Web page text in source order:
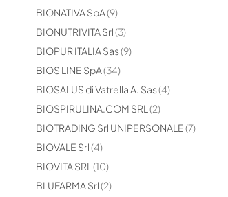
BIONATIVA SpA 9
elementi
BIONUTRIVITA Srl 3
elementi
BIOPUR ITALIA Sas 9
elementi
BIOS LINE SpA 34
elementi
BIOSALUS di Vatrella A. Sas 4
elementi
BIOSPIRULINA.COM SRL
2
elementi
BIOTRADING Srl UNIPERSONALE 7
elementi
BIOVALE Srl 4
elementi
BIOVITA SRL 10
elementi
BLUFARMA Srl 2
elementi